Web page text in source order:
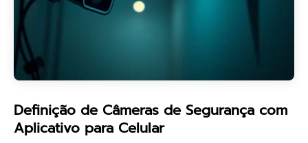
Definição de Câmeras de Segurança com
Aplicativo para Celular